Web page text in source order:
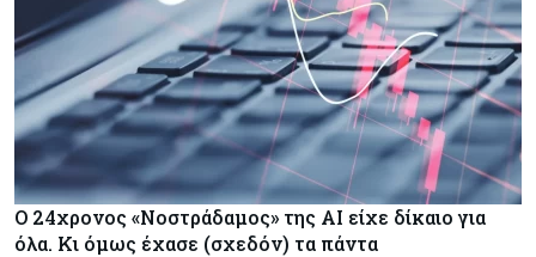
Ο 24χρονος «Νοστράδαμος» της AI είχε δίκαιο για
όλα. Κι όμως έχασε (σχεδόν) τα πάντα